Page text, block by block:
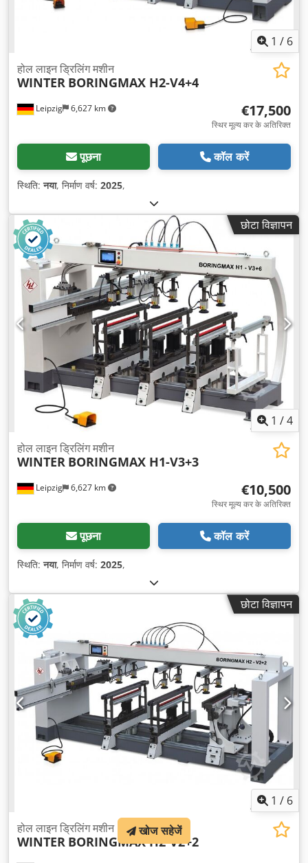
1 / 6
Leipzig 6,627 km
होल लाइन ड्रिलिंग मशीन
WINTER BORINGMAX H2-V4+4
€17,500
स्थिर मूल्य कर के अतिरिक्त
पूछना कॉल करें
स्थिति:नया, निर्माण वर्ष: 2025,
छोटा विज्ञापन
1 /4
Leipzig 6,627 km
होल लाइन ड्रिलिंग मशीन
WINTER BORINGMAX H1-V3+3
€10,500
स्थिर मूल्य कर के अतिरिक्त
पूछना कॉल करें
स्थिति:नया, निर्माण वर्ष: 2025,
छोटा विज्ञापन
1 / 6
होल लाइन ड्रिलिंग मशीन
WINTER BORINGMAX H2-V2+2
खोज सहेजें